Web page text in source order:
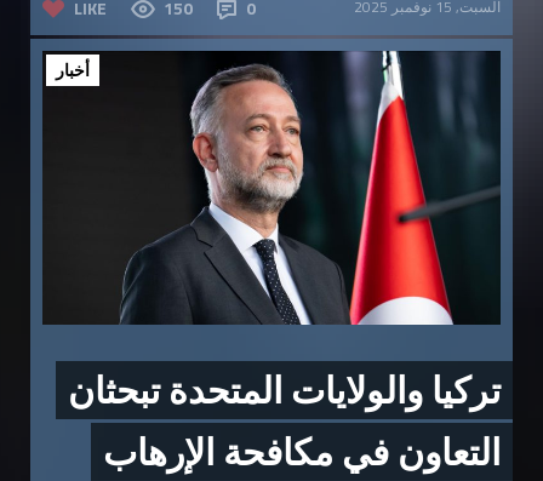
LIKE 150 0 السبت, 15 نوفمبر 2025
أخبار
تركيا والولايات المتحدة تبحثان
التعاون في مكافحة الإرهاب